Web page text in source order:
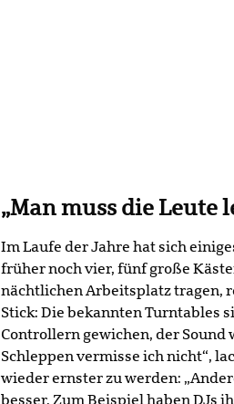
„Man muss die Leute
Im Laufe der Jahre hat sich
früher noch vier, fünf große
nächtlichen Arbeitsplatz tragen,
Stick: Die bekannten Turntables
Controllern gewichen, der Sound
Schleppen vermisse ich nicht“,
wieder ernster zu werden:
besser. Zum Beispiel haben DJs